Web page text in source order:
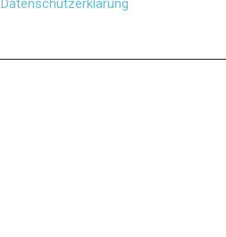
Datenschutzerklärung